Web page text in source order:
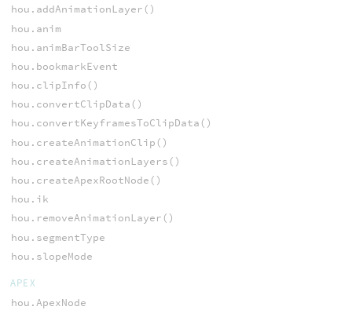
hou.addAnimationLayer()
hou.anim
hou.animBarToolSize
hou.bookmarkEvent
hou.clipInfo()
hou.convertClipData()
hou.convertKeyframesToClipData()
hou.createAnimationClip()
hou.createAnimationLayers()
hou.createApexRootNode()
hou.ik
hou.removeAnimationLayer()
hou.segmentType
hou.slopeMode
APEX
hou.ApexNode